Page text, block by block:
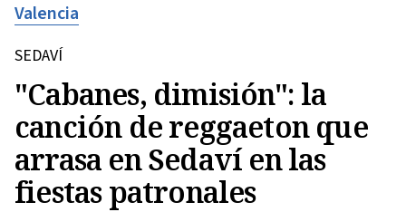
Valencia
SEDAVÍ
"Cabanes, dimisión": la
canción de reggaeton que
arrasa en Sedaví en las
fiestas patronales